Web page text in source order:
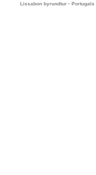
Lissabon byrundtur - Portugals